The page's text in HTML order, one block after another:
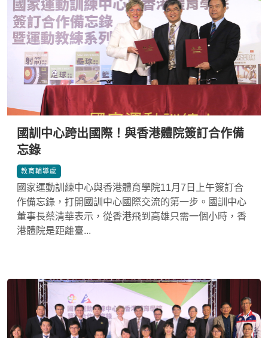
國訓中心跨出國際！與香港體院簽訂合作備
忘錄
教育輔導處 *
國家運動訓練中心與香港體育學院11月7日上午簽訂合
作備忘錄，打開國訓中心國際交流的第一步。國訓中心
董事長蔡清華表示，從香港飛到高雄只需一個小時，香
港體院是距離臺...